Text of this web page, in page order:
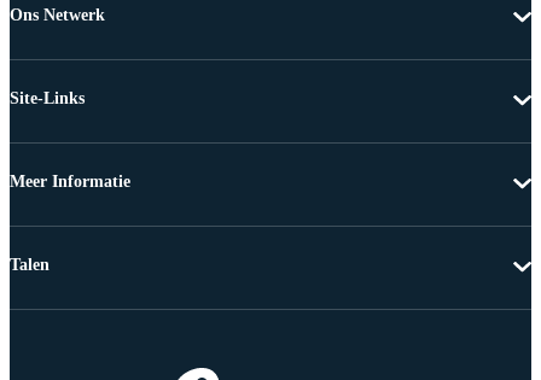
Ons Netwerk
Site-Links
Meer Informatie
Talen